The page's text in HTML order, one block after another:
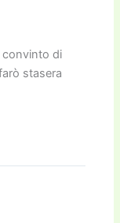
convinto di
stasera